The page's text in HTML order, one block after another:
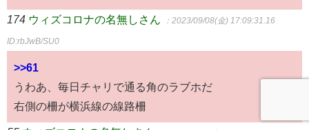
174 ウィズコロナの名無しさん ：2023/09/08(金) 17:09:31.16
ID:rbJwB/SU0
>>61
うわあ、毎日チャリで通る角のラブホだ
右側の柵が横浜線の線路柵